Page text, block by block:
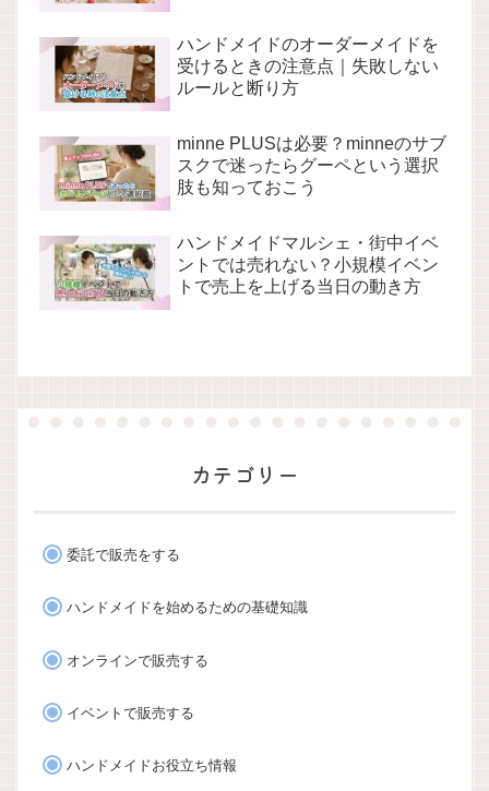
ハンドメイドのオーダーメイドを
受けるときの注意点｜失敗しない
ルールと断り方
minne PLUSは必要？minneのサブ
スクで迷ったらグーペという選択
肢も知っておこう
ハンドメイドマルシェ・街中イベ
ントでは売れない？小規模イベン
トで売上を上げる当日の動き方
カテゴリー
委託で販売をする
ハンドメイドを始めるための基礎知識
オンラインで販売する
イベントで販売する
ハンドメイドお役立ち情報